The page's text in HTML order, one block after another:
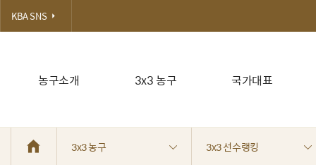
농구소개 3x3 농구 국가대표
KBA SNS
3x3 농구 3x3 선수랭킹